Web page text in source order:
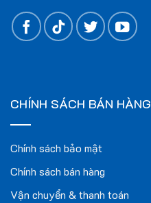
CHÍNH SÁCH BÁN HÀNG
Chính sách bảo mật
Chính sách bán hàng
Vận chuyển & thanh toán